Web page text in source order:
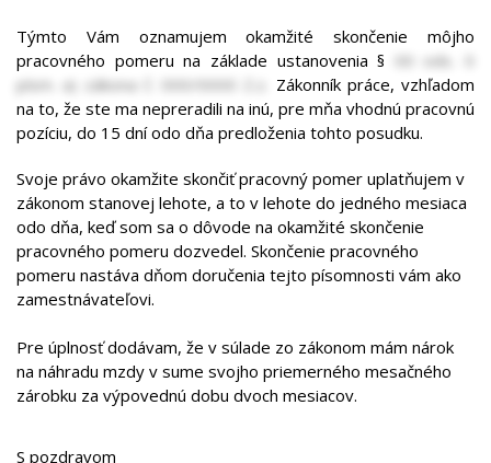
Týmto Vám oznamujem okamžité skončenie môjho
pracovného pomeru na základe ustanovenia §
00 ods. 0
písm. a) zákona č. 000/0000 Z.z. Zákonník práce, vzhľadom
na to, že ste ma nepreradili na inú, pre mňa vhodnú pracovnú
pozíciu, do 15 dní odo dňa predloženia tohto posudku.
Svoje právo okamžite skončiť pracovný pomer uplatňujem v
zákonom stanovej lehote, a to v lehote do jedného mesiaca
odo dňa, keď som sa o dôvode na okamžité skončenie
pracovného pomeru dozvedel. Skončenie pracovného
pomeru nastáva dňom doručenia tejto písomnosti vám ako
zamestnávateľovi.
Pre úplnosť dodávam, že v súlade zo zákonom mám nárok
na náhradu mzdy v sume svojho priemerného mesačného
zárobku za výpovednú dobu dvoch mesiacov.
S pozdravom